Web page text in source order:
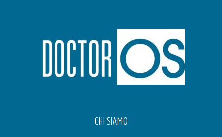
CHI SIAMO